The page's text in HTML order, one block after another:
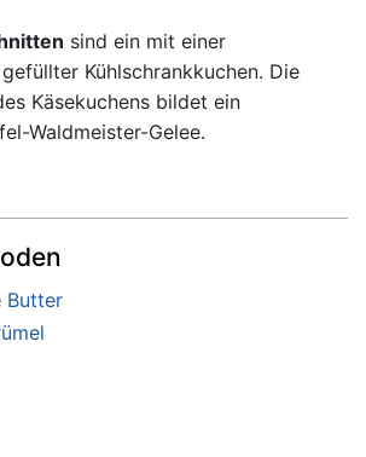
sind ein mit einer
Kühlschrankkuchen. Die
Käsekuchens bildet ein
Waldmeister-Gelee.
Butter